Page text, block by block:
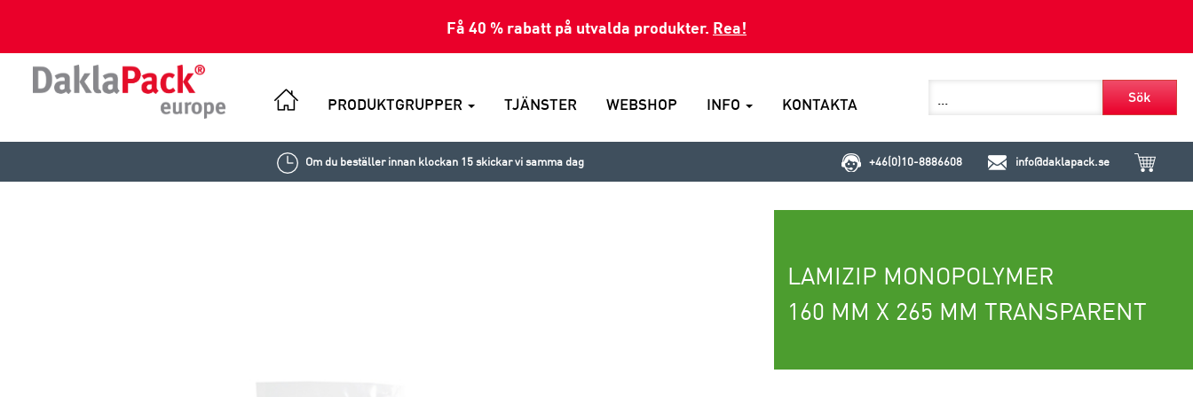
Få 40 % rabatt på utvalda produkter. Rea!
PRODUKTGRUPPER TJÄNSTER WEBSHOP INFO KONTAKTA Sök
Om du beställer innan klockan 15 skickar vi samma dag +46(0)10-8886608 info@daklapack.se
LAMIZIP MONOPOLYMER
160 MM X 265 MM TRANSPARENT